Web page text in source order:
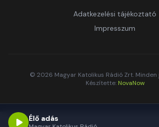
Adatkezelési tájékoztató
Impresszum
© 2026 Magyar Katolikus Rádió Zrt. Minden
Készítette: NovaNow
Élő adás